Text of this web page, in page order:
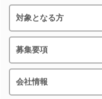
対象となる方
募集要項
会社情報